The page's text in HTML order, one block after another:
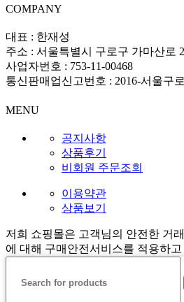
COMPANY
대표 : 한재성
주소 : 서울특별시 구로구 가마산로
사업자번호 : 753-11-00468
통신판매업신고번호 : 2016-서울구
MENU
공지사항
상품후기
비회원 주문조회
이용약관
상품보기
저희 쇼핑몰은 고객님의 안전한 거
에 대해 구매안전서비스를 적용하